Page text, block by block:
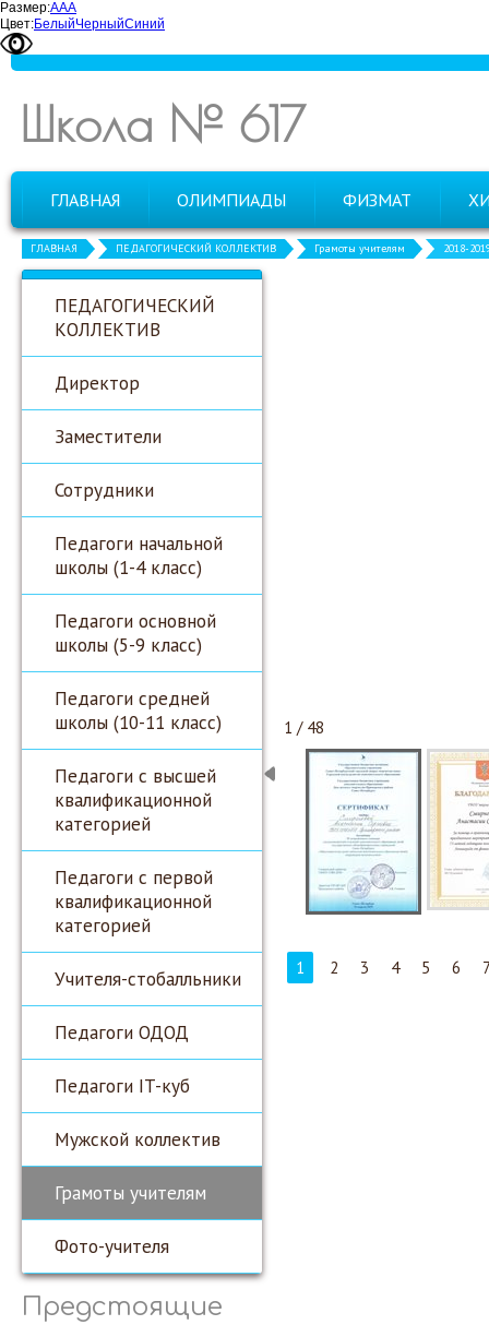
Размер:ААА
Цвет:БелыйЧерныйСиний
Школа № 617
ГЛАВНАЯ ОЛИМПИАДЫ ФИЗМАТ
ГЛАВНАЯ ПЕДАГОГИЧЕСКИЙ КОЛЛЕКТИВ Грамоты учителям 2018-
ПЕДАГОГИЧЕСКИЙ
КОЛЛЕКТИВ
Директор
Заместители
Сотрудники
Педагоги начальной
школы (1-4 класс)
Педагоги основной
школы (5-9 класс)
Педагоги средней
школы (10-11 класс)
Педагоги с высшей
квалификационной
категорией
Педагоги с первой
квалификационной
категорией
Учителя-стобалльники
Педагоги ОДОД
Педагоги IT-куб
Мужской коллектив
Грамоты учителям
Фото-учителя
Предстоящие
1 / 48
1 2 3 4 5 6